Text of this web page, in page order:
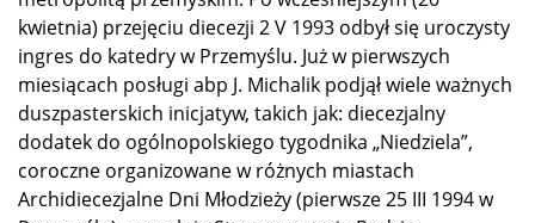
kwietnia) przejęciu diecezji 2 V 1993 odbył się uroczysty
ingres do katedry w Przemyślu. Już w pierwszych
miesiącach posługi abp J. Michalik podjął wiele ważnych
duszpasterskich inicjatyw, takich jak: diecezjalny
dodatek do ogólnopolskiego tygodnika „Niedziela”,
coroczne organizowane w różnych miastach
Archidiecezjalne Dni Młodzieży (pierwsze 25 III 1994 w